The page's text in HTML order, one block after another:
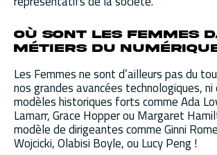
Où sont les femmes
métiers du
Les Femmes ne sont d’ailleurs pas du
nos grandes avancées technologiques,
modèles historiques forts comme Ada
Lamarr, Grace Hopper ou Margaret
modèle de dirigeantes comme Ginni
Wojcicki, Olabisi Boyle, ou Lucy Peng !